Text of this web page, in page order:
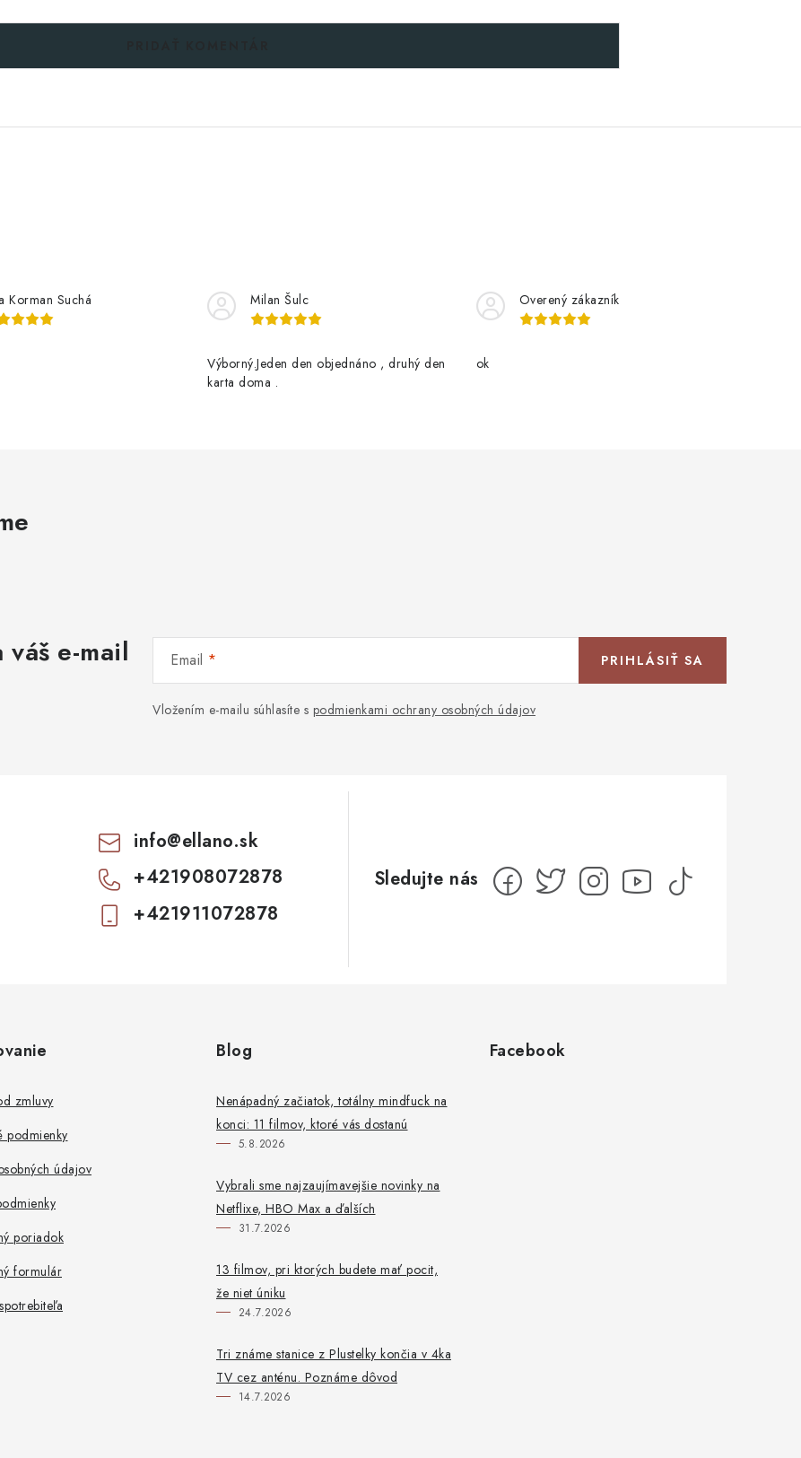
Korman Suchá Milan Šulc
Výborný.Jeden den objednáno , druhý den
karta doma .
Overený zákazník
ok
e-mail Email
Vložením e-mailu súhlasíte s podmienkami ochrany osobných údajov
PRIHLÁSIŤ SA
info@ellano.sk
+421908072878
+421911072878
zmluvy
podmienky
údajov
poriadok
formulár
Blog
Nenápadný začiatok, totálny mindfuck na
konci: 11 filmov, ktoré vás dostanú
5.8.2026
Vybrali sme najzaujímavejšie novinky na
Netflixe, HBO Max a ďalších
31.7.2026
13 filmov, pri ktorých budete mať pocit,
že niet úniku
24.7.2026
Tri známe stanice z Plustelky končia v 4ka
TV cez anténu. Poznáme dôvod
14.7.2026
Facebook